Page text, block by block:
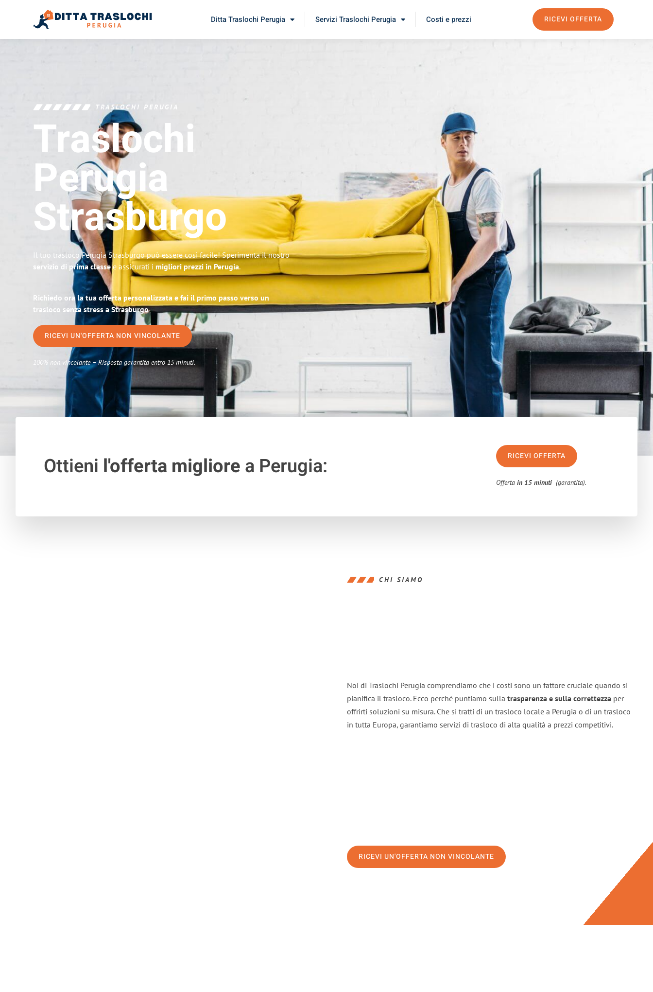
Ditta Traslochi Perugia Servizi Traslochi Perugia Costi e prezzi RICEVI OFFERTA
TRASLOCHI PERUGIA
Traslochi
Perugia
Strasburgo
Il tuo trasloco Perugia Strasburgo può essere così facile! Sperimenta il nostro
servizio di prima classee assicurati i migliori prezzi in Perugia.
Richiedo ora la tua offerta personalizzata e fai il primo passo verso un
trasloco senza stress a Strasburgo
RICEVI UN'OFFERTA NON VINCOLANTE
100% non vincolante – Risposta garantita entro 15 minuti.
Ottieni l'offerta migliorea Perugia: RICEVI OFFERTA
Offertain 15 minuti (garantita).
CHI SIAMO
Noi di Traslochi Perugia comprendiamo che i costi sono un fattore cruciale quando si
pianifica il trasloco. Ecco perché puntiamo sulla trasparenza e sulla correttezza per
offrirti soluzioni su misura. Che si tratti di un trasloco locale a Perugia o di un trasloco
in tutta Europa, garantiamo servizi di trasloco di alta qualità a prezzi competitivi.
RICEVI UN'OFFERTA NON VINCOLANTE